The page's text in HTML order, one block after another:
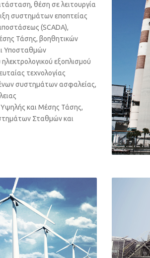
θέση σε λειτουργία
συστημάτων εποπτείας
(SCADA),
Τάσης, βοηθητικών
Υποσταθμών
εξοπλισμού
τεχνολογίας
συστημάτων ασφαλείας,
και Μέσης Τάσης,
Σταθμών και